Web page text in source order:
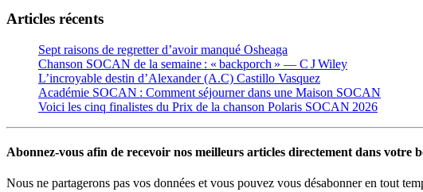
Articles récents
Sept raisons de regretter d’avoir manqué Osheaga
Chanson SOCAN de la semaine : « backporch » — C J Wiley
L’incroyable destin d’Alexander (A.C) Castillo Vasquez
Académie SOCAN : Comment séjourner dans une Maison SOCAN
Voici les cinq finalistes du Prix de la chanson Polaris SOCAN 2026
Abonnez-vous afin de recevoir nos meilleurs articles directement dans votre
Nous ne partagerons pas vos données et vous pouvez vous désabonner en tout